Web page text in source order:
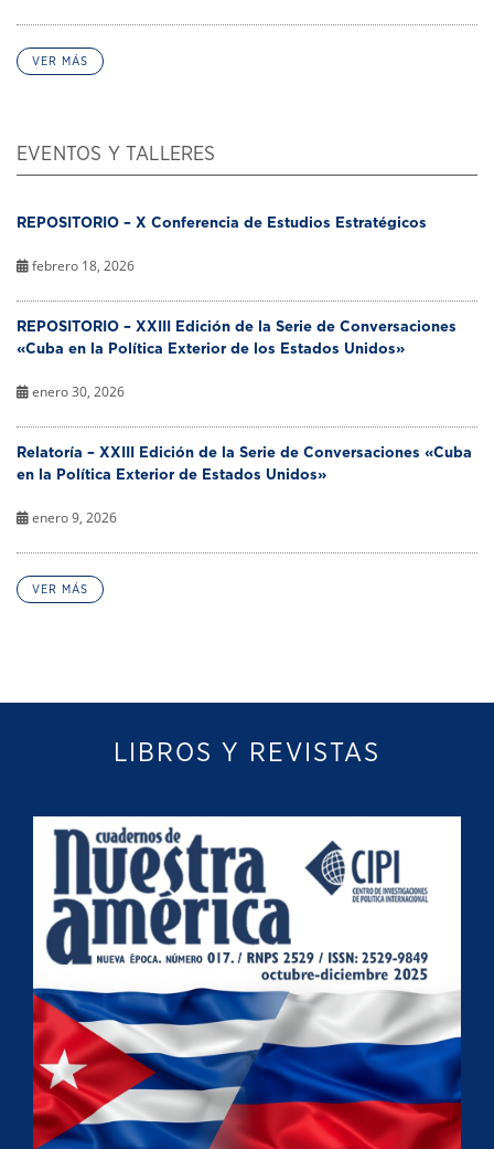
VER MÁS
EVENTOS Y TALLERES
REPOSITORIO – X Conferencia de Estudios Estratégicos
febrero 18, 2026
REPOSITORIO – XXIII Edición de la Serie de Conversaciones
«Cuba en la Política Exterior de los Estados Unidos»
enero 30, 2026
Relatoría – XXIII Edición de la Serie de Conversaciones «Cuba
en la Política Exterior de Estados Unidos»
enero 9, 2026
VER MÁS
LIBROS Y REVISTAS